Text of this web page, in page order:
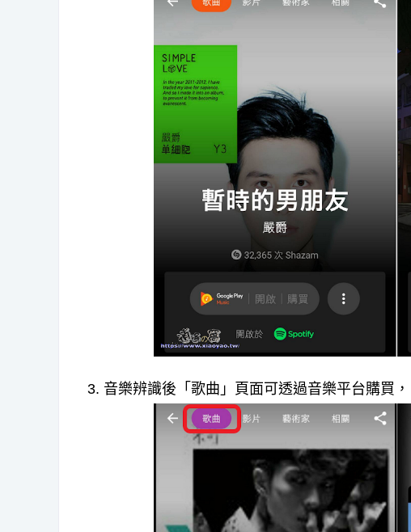
3. 音樂辨識後「歌曲」頁面可透過音樂平台購買